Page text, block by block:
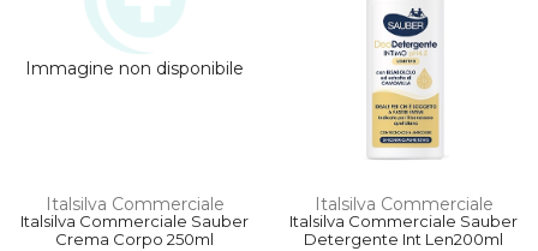
Immagine non disponibile
Italsilva Commerciale
Italsilva Commerciale Sauber
Crema Corpo 250ml
Italsilva Commerciale
Italsilva Commerciale Sauber
Detergente Int Len200ml